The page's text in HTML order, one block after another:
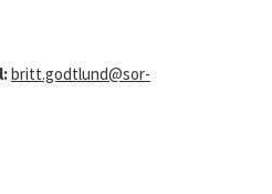
britt.godtlund@sor-